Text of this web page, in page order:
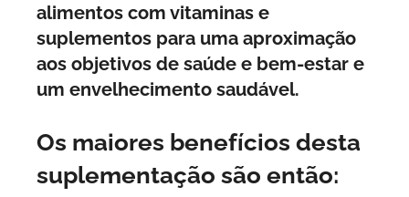
alimentos com vitaminas e
suplementos para uma aproximação
aos objetivos de saúde e bem-estar e
um envelhecimento saudável.
Os maiores benefícios desta
suplementação são então: